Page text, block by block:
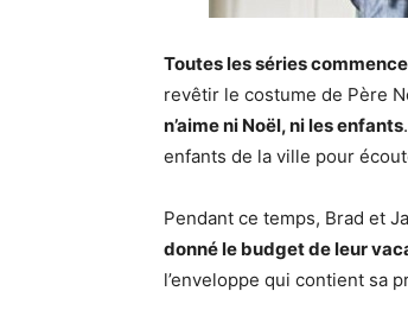
Toutes les séries
revêtir le costume de Père
n’aime ni Noël, ni les enfants
enfants de la ville pour
Pendant ce temps, Brad et
donné le budget de leur
l’enveloppe qui contient sa